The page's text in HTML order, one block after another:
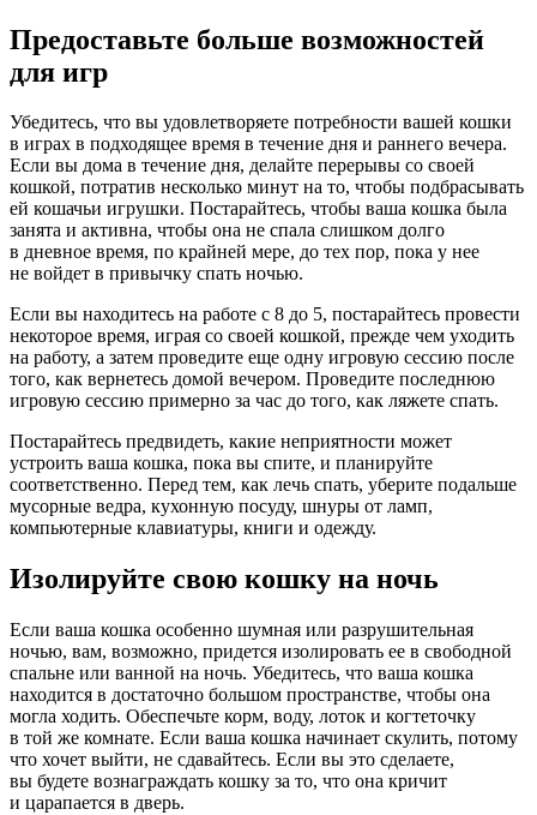
Предоставьте больше возможностей
для игр
Убедитесь, что вы удовлетворяете потребности вашей кошки
в играх в подходящее время в течение дня и раннего вечера.
Если вы дома в течение дня, делайте перерывы со своей
кошкой, потратив несколько минут на то, чтобы подбрасывать
ей кошачьи игрушки. Постарайтесь, чтобы ваша кошка была
занята и активна, чтобы она не спала слишком долго
в дневное время, по крайней мере, до тех пор, пока у нее
не войдет в привычку спать ночью.
Если вы находитесь на работе с 8 до 5, постарайтесь провести
некоторое время, играя со своей кошкой, прежде чем уходить
на работу, а затем проведите еще одну игровую сессию после
того, как вернетесь домой вечером. Проведите последнюю
игровую сессию примерно за час до того, как ляжете спать.
Постарайтесь предвидеть, какие неприятности может
устроить ваша кошка, пока вы спите, и планируйте
соответственно. Перед тем, как лечь спать, уберите подальше
мусорные ведра, кухонную посуду, шнуры от ламп,
компьютерные клавиатуры, книги и одежду.
Изолируйте свою кошку на ночь
Если ваша кошка особенно шумная или разрушительная
ночью, вам, возможно, придется изолировать ее в свободной
спальне или ванной на ночь. Убедитесь, что ваша кошка
находится в достаточно большом пространстве, чтобы она
могла ходить. Обеспечьте корм, воду, лоток и когтеточку
в той же комнате. Если ваша кошка начинает скулить, потому
что хочет выйти, не сдавайтесь. Если вы это сделаете,
вы будете вознаграждать кошку за то, что она кричит
и царапается в дверь.